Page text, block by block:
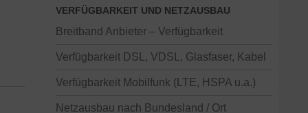
VERFÜGBARKEIT UND NETZAUSBAU
Breitband Anbieter – Verfügbarkeit
Verfügbarkeit DSL, VDSL, Glasfaser, Kabel
Verfügbarkeit Mobilfunk (LTE, HSPA u.a.)
Netzausbau nach Bundesland / Ort